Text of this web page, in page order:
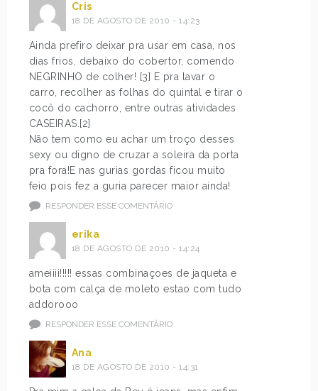
Cris
18 DE AGOSTO DE 2010 - 14:23
Ainda prefiro deixar pra usar em casa, nos
dias frios, debaixo do cobertor, comendo
NEGRINHO de colher! [3] E pra lavar o
carro, recolher as folhas do quintal e tirar o
cocô do cachorro, entre outras atividades
CASEIRAS.[2]
Não tem como eu achar um troço desses
sexy ou digno de cruzar a soleira da porta
pra fora!E nas gurias gordas ficou muito
feio pois fez a guria parecer maior ainda!
RESPONDER ESSE COMENTÁRIO
erika
18 DE AGOSTO DE 2010 - 14:24
ameiiii!!!!! essas combinaçoes de jaqueta e
bota com calça de moleto estao com tudo
addorooo
RESPONDER ESSE COMENTÁRIO
Ana
18 DE AGOSTO DE 2010 - 14:31